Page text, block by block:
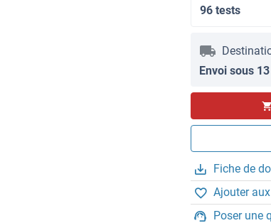
96 tests
Envoi sous
Fiche de
Ajouter
Poser une